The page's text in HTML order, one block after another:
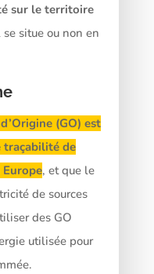
sur le territoire
situe ou non en
(GO) est
traçabilité de
Europe, et que le
de sources
des GO
utilisée pour